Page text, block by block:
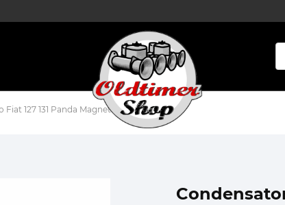
127 131 Panda Magneti Marelli 56181176